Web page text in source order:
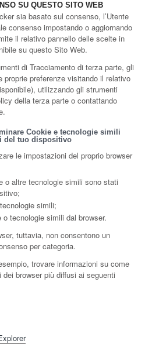
SU QUESTO SITO WEB
sia basato sul consenso, l’Utente
consenso impostando o aggiornando
il relativo pannello delle scelte in
su questo Sito Web.
di Tracciamento di terza parte, gli
proprie preferenze visitando il relativo
utilizzando gli strumenti
della terza parte o contattando
Cookie e tecnologie simili
del tuo dispositivo
le impostazioni del proprio browser
o altre tecnologie simili sono stati
simili;
o tecnologie simili dal browser.
tuttavia, non consentono un
per categoria.
trovare informazioni su come
browser più diffusi ai seguenti